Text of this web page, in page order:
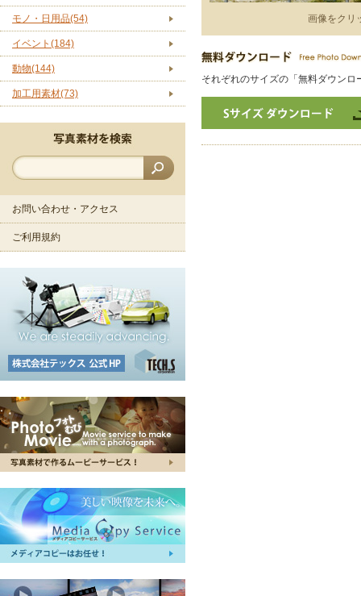
モノ・日用品(54)
イベント(184)
動物(144)
加工用素材(73)
お問い合わせ・アクセス
ご利用規約
画像をクリ
それぞれのサイズの「無料ダウン